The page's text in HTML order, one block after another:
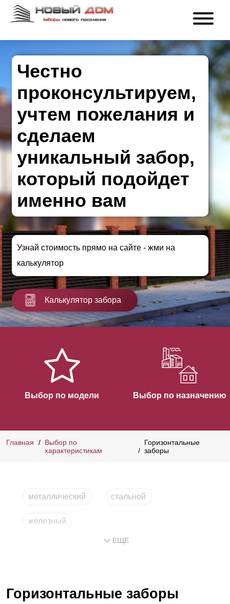
Честно
проконсультируем,
учтем пожелания и
сделаем
уникальный забор,
который подойдет
именно вам
Узнай стоимость прямо на сайте - жми на
калькулятор
Калькулятор забора
Выбор по модели Выбор по назначению
Главная
Выбор по
характеристикам
Горизонтальные
заборы
металлический стальной
железный
из горизонтальных металлических планок
ЕЩЕ
Горизонтальные заборы